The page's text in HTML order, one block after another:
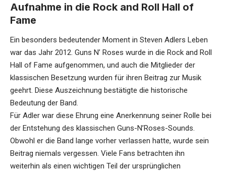
Aufnahme in die Rock and Roll Hall of
Fame
Ein besonders bedeutender Moment in Steven Adlers Leben
war das Jahr 2012. Guns N’ Roses wurde in die Rock and Roll
Hall of Fame aufgenommen, und auch die Mitglieder der
klassischen Besetzung wurden für ihren Beitrag zur Musik
geehrt. Diese Auszeichnung bestätigte die historische
Bedeutung der Band.
Für Adler war diese Ehrung eine Anerkennung seiner Rolle bei
der Entstehung des klassischen Guns-N’Roses-Sounds.
Obwohl er die Band lange vorher verlassen hatte, wurde sein
Beitrag niemals vergessen. Viele Fans betrachten ihn
weiterhin als einen wichtigen Teil der ursprünglichen